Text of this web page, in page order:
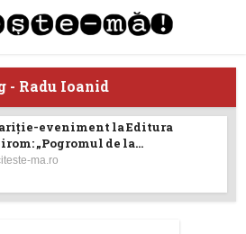
- Radu Ioanid
eveniment la Editura
„Pogromul de la...
ma.ro